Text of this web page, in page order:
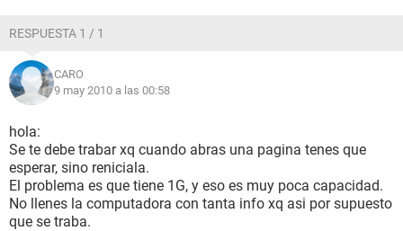
RESPUESTA 1 / 1
CARO
9 may 2010 a las 00:58
hola:
Se te debe trabar xq cuando abras una pagina tenes que
esperar, sino reniciala.
El problema es que tiene 1G, y eso es muy poca capacidad.
No llenes la computadora con tanta info xq asi por supuesto
que se traba.